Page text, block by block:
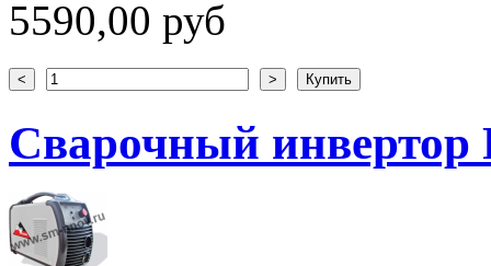
5590,00 руб
Сварочный инвертор